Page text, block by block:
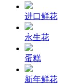
进口鲜花
永生花
蛋糕
新年鲜花